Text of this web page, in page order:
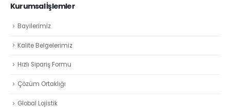
Kurumsal İşlemler
Bayilerimiz
Kalite Belgelerimiz
Hızlı Sipariş Formu
Çözüm Ortaklığı
Global Lojistik